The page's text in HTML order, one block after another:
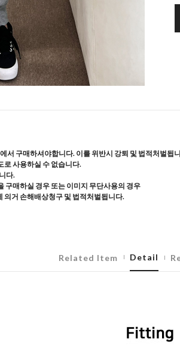
서 구매하셔야합니다. 이를 위반시 강퇴 및 법적처벌됩
로 사용하실 수 없습니다.
다.
구매하실 경우 또는 이미지 무단사용의 경우
의거 손해배상청구 및 법적처벌됩니다.
Related Item Detail